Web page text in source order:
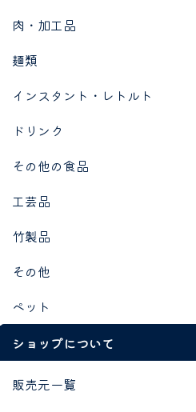
肉・加工品
麺類
インスタント・レトルト
ドリンク
その他の食品
工芸品
竹製品
その他
ペット
ショップについて
販売元一覧